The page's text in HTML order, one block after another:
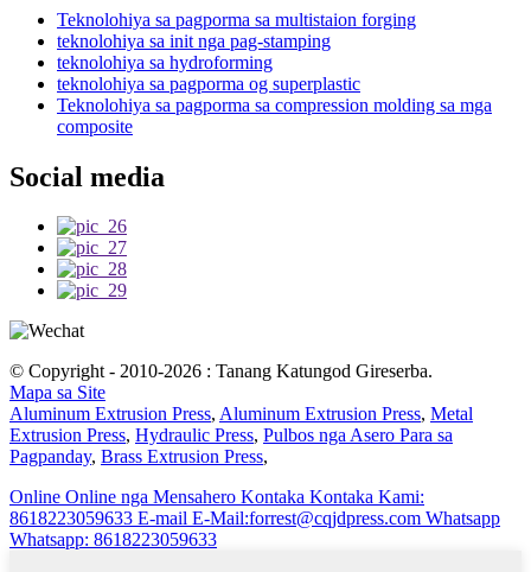
Teknolohiya sa pagporma sa multistaion forging
teknolohiya sa init nga pag-stamping
teknolohiya sa hydroforming
teknolohiya sa pagporma og superplastic
Teknolohiya sa pagporma sa compression molding sa mga
composite
Social media
© Copyright - 2010-2026 : Tanang Katungod Gireserba.
Mapa sa Site
Aluminum Extrusion Press, Aluminum Extrusion Press, Metal
Extrusion Press, Hydraulic Press, Pulbos nga Asero Para sa
Pagpanday, Brass Extrusion Press,
Online Online nga Mensahero Kontaka Kontaka Kami:
8618223059633 E-mail E-Mail:forrest@cqjdpress.com Whatsapp
Whatsapp: 8618223059633